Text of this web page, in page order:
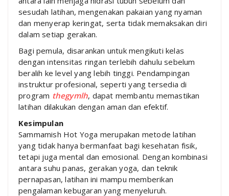
sesudah latihan, mengenakan pakaian yang nyaman
dan menyerap keringat, serta tidak memaksakan diri
dalam setiap gerakan.
Bagi pemula, disarankan untuk mengikuti kelas
dengan intensitas ringan terlebih dahulu sebelum
beralih ke level yang lebih tinggi. Pendampingan
instruktur profesional, seperti yang tersedia di
program thegymlh, dapat membantu memastikan
latihan dilakukan dengan aman dan efektif.
Kesimpulan
Sammamish Hot Yoga merupakan metode latihan
yang tidak hanya bermanfaat bagi kesehatan fisik,
tetapi juga mental dan emosional. Dengan kombinasi
antara suhu panas, gerakan yoga, dan teknik
pernapasan, latihan ini mampu memberikan
pengalaman kebugaran yang menyeluruh.